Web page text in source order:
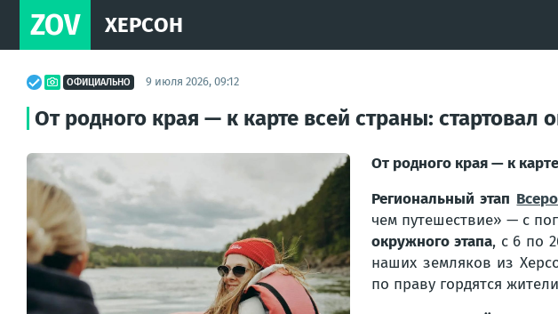
ZOV ХЕРСОН
ОФИЦИАЛЬНО 9 июля 2026, 09:12
От родного края — к карте всей страны: стартовал
От родного края — к
Региональный этап
чем путешествие» — с
окружного этапа, с 6 по
наших земляков из
по праву гордятся